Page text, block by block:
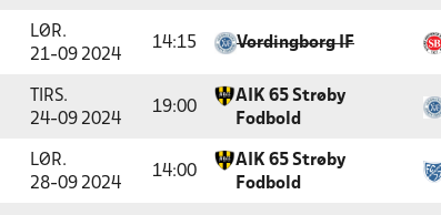
LØR.
21-09 2024
14:15 Vordingborg IF
TIRS.
24-09 2024
19:00
AIK 65 Strøby
Fodbold
LØR.
28-09 2024
14:00
AIK 65 Strøby
Fodbold